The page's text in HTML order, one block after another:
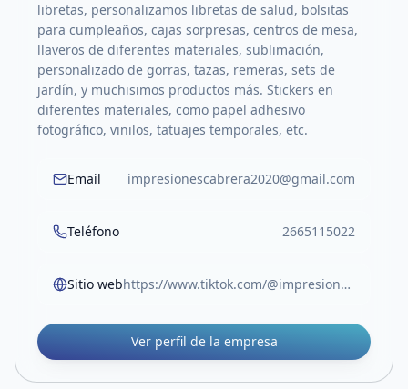
libretas, personalizamos libretas de salud, bolsitas
para cumpleaños, cajas sorpresas, centros de mesa,
llaveros de diferentes materiales, sublimación,
personalizado de gorras, tazas, remeras, sets de
jardín, y muchisimos productos más. Stickers en
diferentes materiales, como papel adhesivo
fotográfico, vinilos, tatuajes temporales, etc.
Email impresionescabrera2020@gmail.com
Teléfono 2665115022
Sitio web https://www.tiktok.com/@impresiones.cabrera?_r=1&_t=ZM-91s5BkemFEO
Ver perfil de la empresa